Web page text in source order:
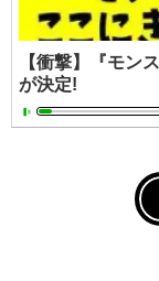
【衝撃】『モン
が決定!